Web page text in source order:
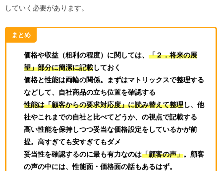
していく必要があります。
まとめ
価格や収益（粗利の程度）に関しては、 「２．将来の展
望」部分に簡潔に記載 しておく
価格と性能は両輪の関係。まずはマトリックスで整理する
などして、自社商品の立ち位置を確認する
性能は「顧客からの要求対応度」に読み替えて整理 し、他
社やこれまでの自社と比べてどうか、の視点で記載する
高い性能を保持しつつ妥当な価格設定をしているかが前
提。高すぎても安すぎてもダメ
妥当性を確認するのに最も有力なのは「顧客の声」。顧客
の声の中には、性能面・価格面の話もあるはず。